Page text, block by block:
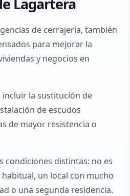
Lagartera
de cerrajería, también
para mejorar la
y negocios en
la sustitución de
de escudos
de mayor resistencia o
condiciones distintas: no es
un local con mucho
o una segunda residencia.